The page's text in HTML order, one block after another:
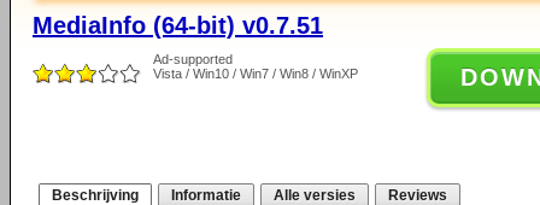
MediaInfo (64-bit) v0.7.51
Ad-supported
Vista / Win10 / Win7 / Win8 / WinXP
Beschrijving Informatie Alle versies Reviews